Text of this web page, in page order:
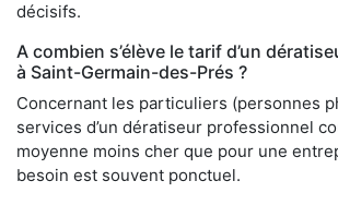
décisifs.
A combien s’élève le tarif d’un
à Saint-Germain-des-Prés ?
Concernant les particuliers (personnes
services d’un dératiseur professionnel
moyenne moins cher que pour une
besoin est souvent ponctuel.